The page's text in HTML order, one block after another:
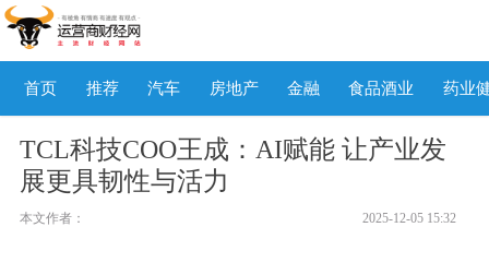
首页 推荐 汽车 房地产 金融 食品酒业 药业
TCL科技COO王成：AI赋能 让产业发
展更具韧性与活力
本文作者： 2025-12-05 15:32